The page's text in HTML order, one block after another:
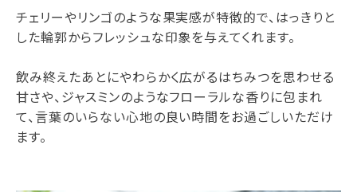
チェリーやリンゴのような果実感が特徴的で、はっきりと
した輪郭からフレッシュな印象を与えてくれます。
飲み終えたあとにやわらかく広がるはちみつを思わせる
甘さや、ジャスミンのようなフローラルな香りに包まれ
て、言葉のいらない心地の良い時間をお過ごしいただけ
ます。